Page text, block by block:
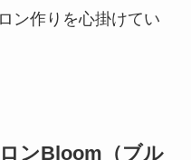
ン作りを心掛けてい
ンBloom（ブル